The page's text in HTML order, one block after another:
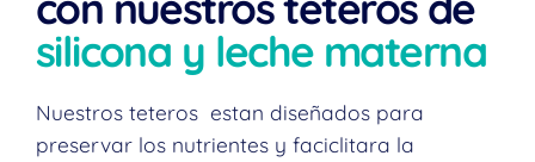
silicona y leche materna
Nuestros teteros estan diseñados para
preservar los nutrientes y faciclitara la